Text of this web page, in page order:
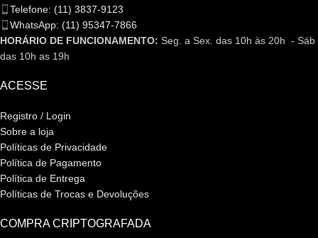
Telefone: (11) 3837-9123
WhatsApp: (11) 95347-7866
HORÁRIO DE FUNCIONAMENTO: Seg. a Sex. das 10h às 20h - Sáb
das 10h as 19h
ACESSE
Registro / Login
Sobre a loja
Políticas de Privacidade
Política de Pagamento
Política de Entrega
Políticas de Trocas e Devoluções
COMPRA CRIPTOGRAFADA